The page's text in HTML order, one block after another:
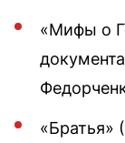
«Мифы о
«Братья»